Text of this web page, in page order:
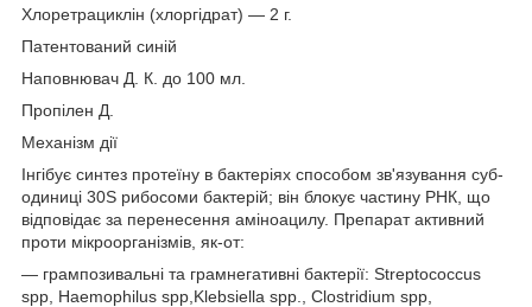
Хлоретрациклін (хлоргідрат) — 2 г.
Патентований синій
Наповнювач Д. К. до 100 мл.
Пропілен Д.
Механізм дії
Інгібує синтез протеїну в бактеріях способом зв'язування суб-
одиниці 30S рибосоми бактерій; він блокує частину РНК, що
відповідає за перенесення аміноацилу. Препарат активний
проти мікроорганізмів, як-от:
— грампозивальні та грамнегативні бактерії: Streptococcus
spp, Haemophilus spp,Klebsiella spp., Clostridium spp,